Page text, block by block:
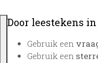
Door leestekens
Gebruik een
Gebruik een